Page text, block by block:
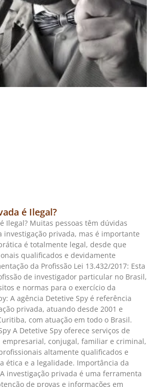
é Ilegal?
Ilegal? Muitas pessoas têm dúvidas
investigação privada, mas é importante
é totalmente legal, desde que
qualificados e devidamente
da Profissão Lei 13.432/2017: Esta
de investigador particular no Brasil,
e normas para o exercício da
A agência Detetive Spy é referência
privada, atuando desde 2001 e
com atuação em todo o Brasil.
A Detetive Spy oferece serviços de
empresarial, conjugal, familiar e criminal,
altamente qualificados e
ética e a legalidade. Importância da
investigação privada é uma ferramenta
de provas e informações em